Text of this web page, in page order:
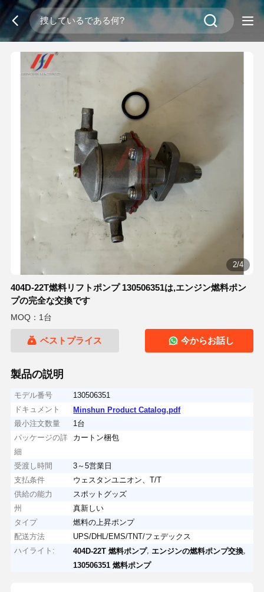
2/4
404D-22T燃料リフトポンプ 130506351は,エンジン燃料ポン
プの完全な交換です
MOQ：1台
ベストプライス 今からお話し
製品の説明
モデル番号
130506351
ドキュメント
Minshun Product Catalog.pdf
最小注文数量
1台
パッケージの詳
細
カートン梱包
受渡し時間
3～5営業日
支払条件
ウェスタンユニオン、T/T
供給の能力
スポットグッズ
州
真新しい
タイプ
燃料の上昇ポンプ
配送方法
UPS/DHL/EMS/TNT/フェデックス
ハイライト:
404D-22T 燃料ポンプ, エンジンの燃料ポンプ交換
130506351 燃料ポンプ